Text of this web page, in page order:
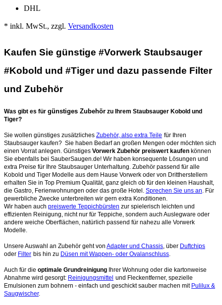
DHL
* inkl. MwSt., zzgl. Versandkosten
Kaufen Sie günstige #Vorwerk Staubsauger
#Kobold und #Tiger und dazu passende Filter
und Zubehör
Was gibt es für günstiges Zubehör zu Ihrem Staubsauger Kobold und
Tiger?
Sie wollen günstiges zusätzliches Zubehör, also extra Teile für Ihren
Staubsauger kaufen? Sie haben Bedarf an großen Mengen oder möchten sich
einen Vorrat anlegen. Günstiges Vorwerk Zubehör preiswert kaufen können
Sie ebenfalls bei SauberSaugen.de! Wir haben konsequente Lösungen und
extra Preise für Ihre Staubsauger Unterhaltung. Zubehör passend für alle
Kobold und Tiger Modelle aus dem Hause Vorwerk oder von Drittherstellern
erhalten Sie in Top Premium Qualität, ganz gleich ob für den kleinen Haushalt,
die Gastro, Ferienwohnungen oder das große Hotel. Sprechen Sie uns an . Für
gewerbliche Zwecke unterbreiten wir gern extra Konditionen.
Wir haben auch preiswerte Teppichbürsten zur spielerisch leichten und
effizienten Reinigung, nicht nur für Teppiche, sondern auch Auslegware oder
andere weiche Oberflächen, natürlich passend für nahezu alle Vorwerk
Modelle.
Unsere Auswahl an Zubehör geht von Adapter und Chassis , über Duftchips
oder Filter bis hin zu Düsen mit Wappen- oder Ovalanschluss
Auch für die optimale Grundreinigung Ihrer Wohnung oder die kartonweise
Abnahme wird gesorgt: Reinigungsmittel und Fleckentferner, spezielle
Emulsionen zum bohnern - einfach und geschickt sauber machen mit Pulilux &
Saugwischer.